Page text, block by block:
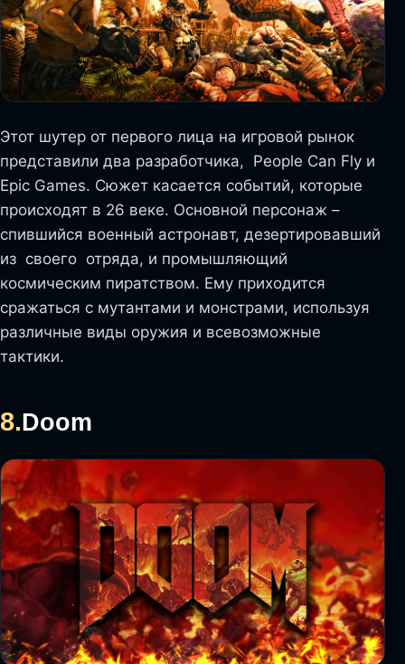
Этот шутер от первого лица на игровой рынок
представили два разработчика, People Can Fly и
Epic Games. Сюжет касается событий, которые
происходят в 26 веке. Основной персонаж –
спившийся военный астронавт, дезертировавший
из своего отряда, и промышляющий
космическим пиратством. Ему приходится
сражаться с мутантами и монстрами, используя
различные виды оружия и всевозможные
тактики.
8.Doom